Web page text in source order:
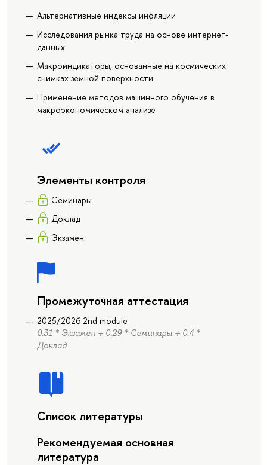
Альтернативные индексы инфляции
Исследования рынка труда на основе интернет-
данных
Макроиндикаторы, основанные на космических
снимках земной поверхности
Применение методов машинного обучения в
макроэкономическом анализе
Элементы контроля
Семинары
Доклад
Экзамен
Промежуточная аттестация
2025/2026 2nd module
0.31 * Экзамен + 0.29 * Семинары + 0.4 *
Доклад
Список литературы
Рекомендуемая основная
литература